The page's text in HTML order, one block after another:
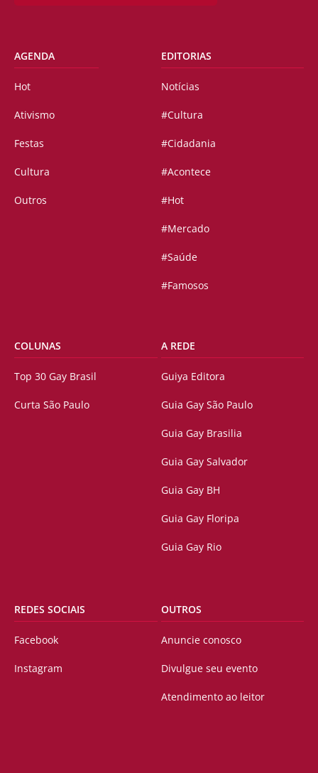
AGENDA
Hot
Ativismo
Festas
Cultura
Outros
EDITORIAS
Notícias
#Cultura
#Cidadania
#Acontece
#Hot
#Mercado
#Saúde
#Famosos
COLUNAS
Top 30 Gay Brasil
Curta São Paulo
A REDE
Guiya Editora
Guia Gay São Paulo
Guia Gay Brasilia
Guia Gay Salvador
Guia Gay BH
Guia Gay Floripa
Guia Gay Rio
REDES SOCIAIS
Facebook
Instagram
OUTROS
Anuncie conosco
Divulgue seu evento
Atendimento ao leitor